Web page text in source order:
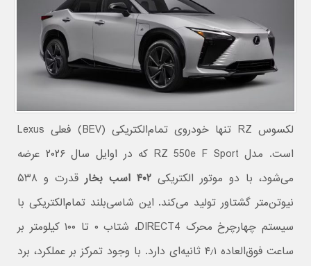
لکسوس RZ تنها خودروی تمام‌الکتریکی (BEV) فعلی Lexus
است. مدل RZ 550e F Sport که در اوایل سال ۲۰۲۶ عرضه
می‌شود، با دو موتور الکتریکی ۴۰۲ اسب بخار
قدرت و ۵۳۸
نیوتن‌متر گشتاور تولید می‌کند. این شاسی‌بلند تمام‌الکتریکی با
سیستم چهارچرخ محرک DIRECT4، شتاب ۰ تا ۱۰۰ کیلومتر بر
ساعت فوق‌العاده ۴٫۱ ثانیه‌ای دارد. با وجود تمرکز بر عملکرد، برد